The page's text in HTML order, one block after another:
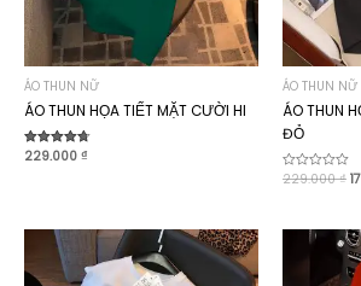
ÁO THUN NỮ
ÁO THUN HỌA TIẾT MẶT CƯỜI HI
Được xếp
229.000 ₫
ÁO THUN NỮ
ÁO THUN
ĐỎ
Được
229.000₫